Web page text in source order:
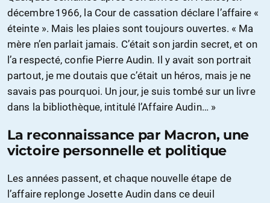
décembre 1966, la Cour de cassation déclare l’affaire «
éteinte ». Mais les plaies sont toujours ouvertes. « Ma
mère n’en parlait jamais. C’était son jardin secret, et on
l’a respecté, confie Pierre Audin. Il y avait son portrait
partout, je me doutais que c’était un héros, mais je ne
savais pas pourquoi. Un jour, je suis tombé sur un livre
dans la bibliothèque, intitulé l’Affaire Audin… »
La reconnaissance par Macron, une
victoire personnelle et politique
Les années passent, et chaque nouvelle étape de
l’affaire replonge Josette Audin dans ce deuil